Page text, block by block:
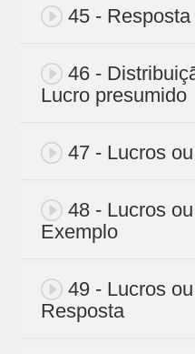
45 - Resposta
46 -
Lucro presumido
47 - Lucros
48 - Lucros
Exemplo
49 - Lucros
Resposta